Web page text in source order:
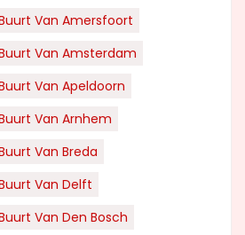
Van Amersfoort
Van Amsterdam
Van Apeldoorn
Van Arnhem
Van Breda
Van Delft
Van Den Bosch